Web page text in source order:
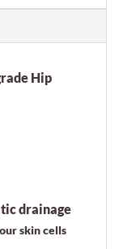
Hip
drainage
skin cells